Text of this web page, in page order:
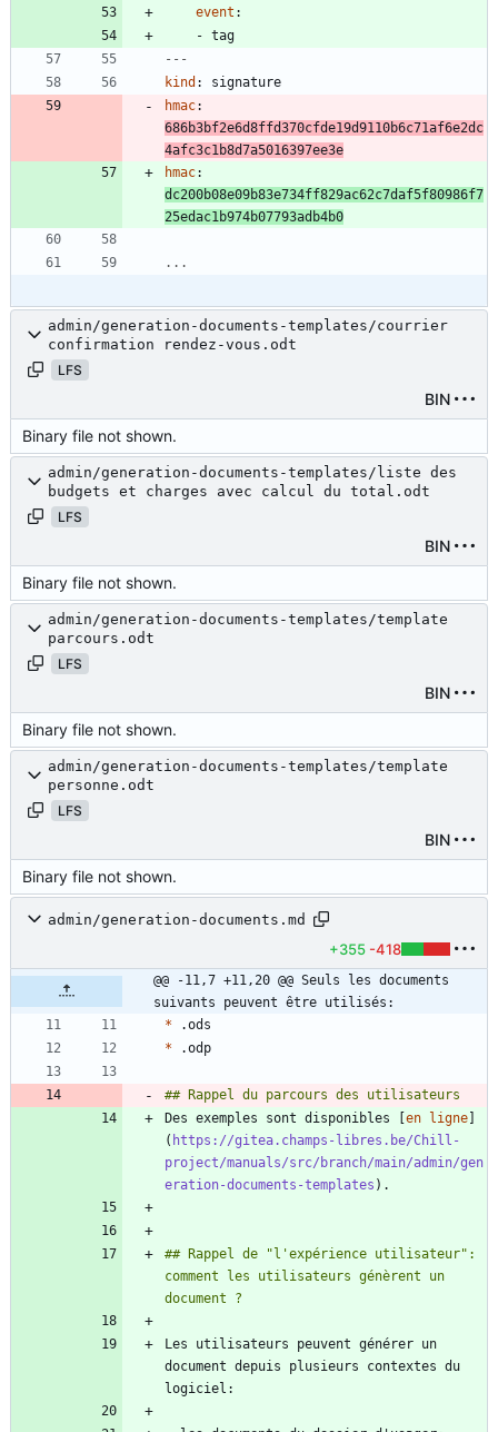
event :
- tag
---
kind :
signature
hmac:
686b3bf2e6d8ffd370cfde19d9110b6c71af6e2dc
4afc3c1b8d7a5016397ee3e
hmac:
dc200b08e09b83e734ff829ac62c7daf5f80986f7
25edac1b974b07793adb4b0
...
admin/generation-documents-templates/courrier
confirmation rendez-vous.odt
LFS
BIN
Binary file not shown.
admin/generation-documents-templates/liste des
budgets et charges avec calcul du total.odt
LFS
BIN
Binary file not shown.
admin/generation-documents-templates/template
parcours.odt
LFS
BIN
Binary file not shown.
admin/generation-documents-templates/template
personne.odt
LFS
BIN
Binary file not shown.
admin/generation-documents.md
+355 -418
@@ -11,7 +11,20 @@ Seuls les documents
suivants peuvent être utilisés:
*
*
Des exemples sont disponibles [ en ligne
( https://gitea.champs-libres.be/Chill-
project/manuals/src/branch/main/admin/gen
eration-documents-templates
## Rappel de "l'expérience utilisateur":
comment les utilisateurs génèrent un
Les utilisateurs peuvent générer un
document depuis plusieurs contextes du